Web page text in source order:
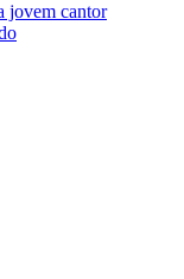
jovem cantor